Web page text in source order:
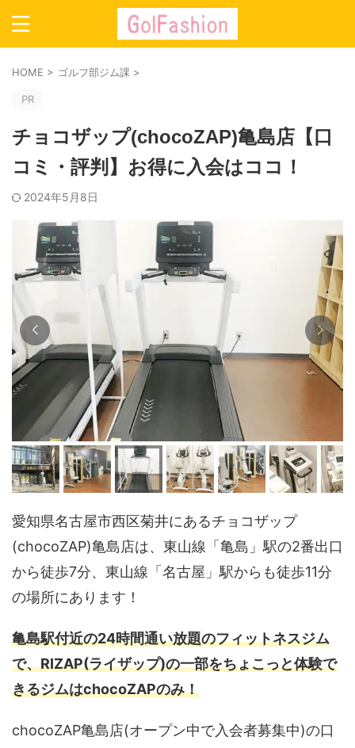
HOME > ゴルフ部ジム課 >
PR
チョコザップ(chocoZAP)亀島店【口
コミ・評判】お得に入会はココ！
2024年5月8日
愛知県名古屋市西区菊井にあるチョコザップ
(chocoZAP)亀島店は、東山線「亀島」駅の2番出口
から徒歩7分、東山線「名古屋」駅からも徒歩11分
の場所にあります！
亀島駅付近の24時間通い放題のフィットネスジム
で、RIZAP(ライザップ)の一部をちょこっと体験で
きるジムはchocoZAPのみ！
chocoZAP亀島店(オープン中で入会者募集中)の口